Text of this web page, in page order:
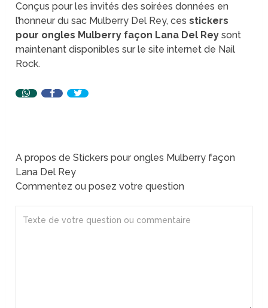
Conçus pour les invités des soirées données en
l’honneur du sac Mulberry Del Rey, ces stickers
pour ongles Mulberry façon Lana Del Rey sont
maintenant disponibles sur le site internet de Nail
Rock.
A propos de Stickers pour ongles Mulberry façon
Lana Del Rey
Commentez ou posez votre question